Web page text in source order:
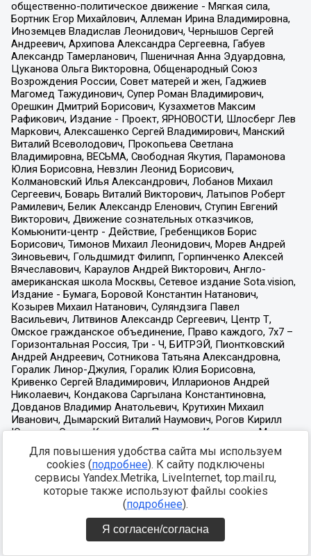
Для повышения удобства сайта мы используем
cookies (подробнее). К сайту подключены
сервисы Yandex.Metrika, LiveInternet, top.mail.ru,
которые также используют файлы cookies
(подробнее).
Я согласен/согласна